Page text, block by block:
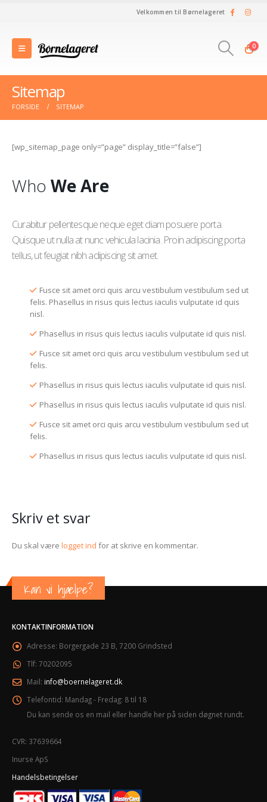
Velkommen til Børnelageret
0
Sitemap
FORSIDE SITEMAP
[wp_sitemap_page only=”page” display_title=”false”]
Who We Are
Curabitur pellentesque neque eget diam posuere porta.
Quisque ut nulla at nunc vehicula lacinia. Proin adipiscing porta
tellus, ut feugiat nibh adipiscing sit amet.
Fusce sit amet orci quis arcu vestibulum vestibulum sed ut
felis. Phasellus in risus quis lectus iaculis vulputate id quis
nisl.
Phasellus in risus quis lectus iaculis vulputate id quis nisl.
Fusce sit amet orci quis arcu vestibulum vestibulum sed ut
felis.
Phasellus in risus quis lectus iaculis vulputate id quis nisl.
Phasellus in risus quis lectus iaculis vulputate id quis nisl.
Fusce sit amet orci quis arcu vestibulum vestibulum sed ut
felis.
Phasellus in risus quis lectus iaculis vulputate id quis nisl.
Skriv et svar
Du skal være logget ind for at skrive en kommentar.
Kan vi hjælpe?
KONTAKTINFORMATION
Adresse: Borgergade 23 B, 7200 Grindsted
Tlf: 70202095
Mail: info@boernelageret.dk
Telefontid: Mandag - Fredag: 8 til 18
Du kan sende os en mail eller handle her på siden døgnet rundt.
CVR: 37639664
Inurse ApS
Handelsbetingelser